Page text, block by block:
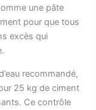
une pâte
pour que tous
excès qui
recommandé,
25 kg de ciment
Ce contrôle